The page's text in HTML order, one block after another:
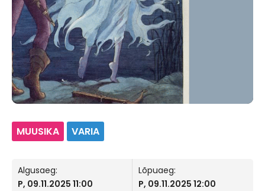
MUUSIKA VARIA
Algusaeg:
P, 09.11.2025 11:00
Lõpuaeg:
P, 09.11.2025 12:00